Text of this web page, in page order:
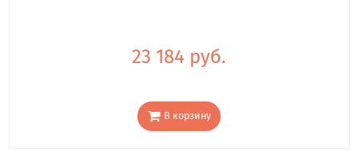
23 184 руб.
В корзину